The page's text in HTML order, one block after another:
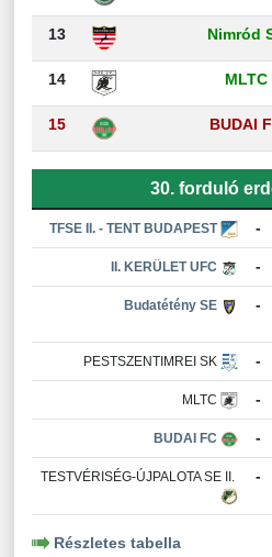
13 Nimród
14 MLTC
15 BUDAI
30. forduló
TFSE II. - TENT BUDAPEST -
II. KERÜLET UFC -
Budatétény SE -
PESTSZENTIMREI SK -
MLTC -
BUDAI FC -
TESTVÉRISÉG-ÚJPALOTA SE II. -
Részletes tabella